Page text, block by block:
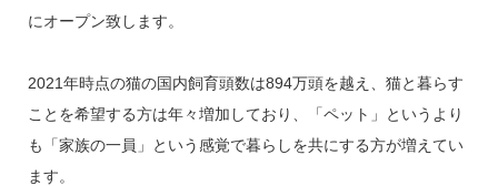
にオープン致します。
2021年時点の猫の国内飼育頭数は894万頭を越え、猫と暮らす
ことを希望する方は年々増加しており、「ペット」というより
も「家族の一員」という感覚で暮らしを共にする方が増えてい
ます。